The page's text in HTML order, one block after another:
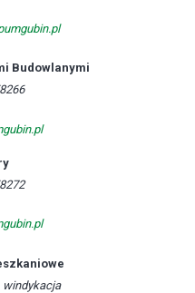
Budowlanymi
windykacja